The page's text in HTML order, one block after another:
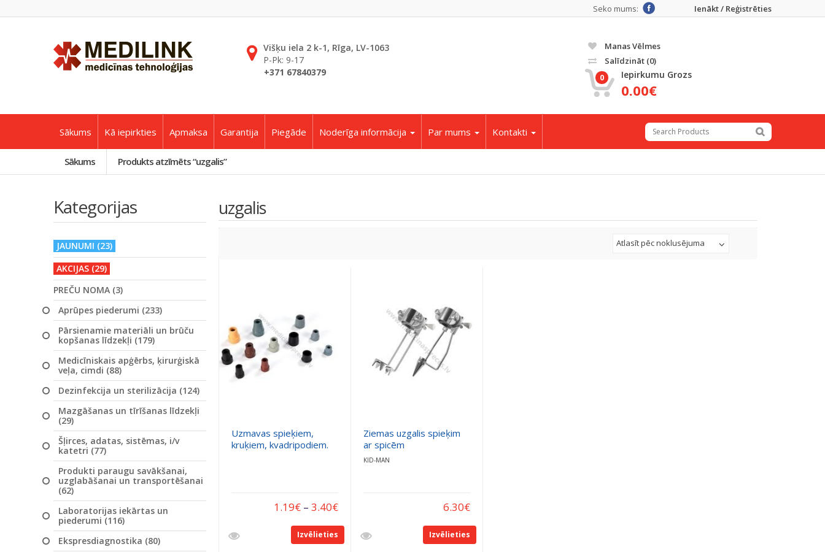
Ienākt / Reģistrēties
Seko mums:
Višķu iela 2 k-1, Rīga, LV-1063
P-Pk: 9-17
+371 67840379
Manas Vēlmes
Salīdzināt (0)
0 Iepirkumu Grozs
0.00€
Sākums Kā iepirkties Apmaksa Garantija Piegāde Noderīga informācija Par mums Kontakti
Sākums Produkts atzīmēts “uzgalis”
Kategorijas
JAUNUMI (23)
AKCIJAS (29)
PREČU NOMA (3)
Aprūpes piederumi (233)
Pārsienamie materiāli un brūču
kopšanas līdzekļi (179)
Medicīniskais apģērbs, ķirurģiskā
veļa, cimdi (88)
Dezinfekcija un sterilizācija (124)
Mazgāšanas un tīrīšanas līdzekļi
(29)
Šļirces, adatas, sistēmas, i/v
katetri (77)
Produkti paraugu savākšanai,
uzglabāšanai un transportēšanai
(62)
Laboratorijas iekārtas un
piederumi (116)
Ekspresdiagnostika (80)
uzgalis
Atlasīt pēc noklusējuma
Uzmavas spieķiem,
kruķiem, kvadripodiem.
1.19€– 3.40€
Izvēlieties
Ziemas uzgalis spieķim
ar spicēm
KID-MAN
6.30€
Izvēlieties